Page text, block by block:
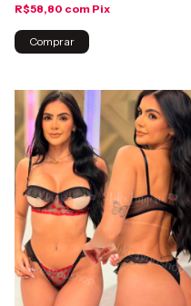
R$58,80 com Pix
Comprar